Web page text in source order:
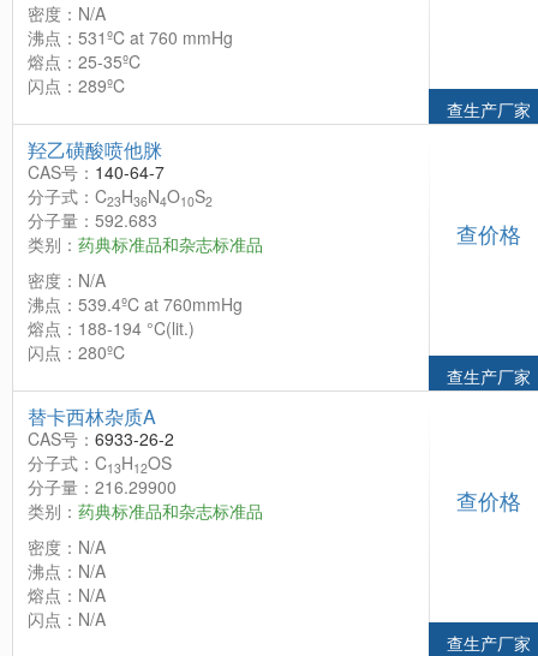
密度：N/A
沸点：531ºC at 760 mmHg
熔点：25-35ºC
闪点：289ºC
查生产厂家
羟乙磺酸喷他脒
CAS号： 140-64-7
分子式：C23H36N4O10S2
分子量：592.683
类别： 药典标准品和杂志标准品
密度：N/A
沸点：539.4ºC at 760mmHg
熔点：188-194 °C(lit.)
闪点：280ºC
查价格
查生产厂家
替卡西林杂质A
CAS号： 6933-26-2
分子式：C13H12OS
分子量：216.29900
类别： 药典标准品和杂志标准品
密度：N/A
沸点：N/A
熔点：N/A
闪点：N/A
查价格
查生产厂家